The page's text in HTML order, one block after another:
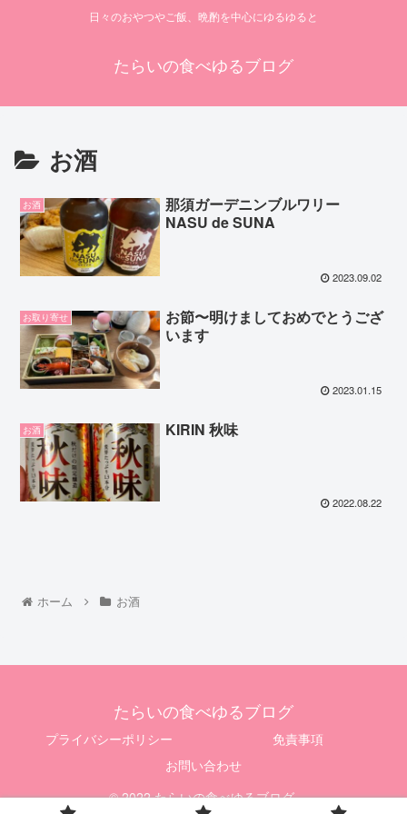
日々のおやつやご飯、晩酌を中心にゆるゆると
たらいの食べゆるブログ
お酒
お酒
那須ガーデニンブルワリー
NASU de SUNA
2023.09.02
お取り寄せ
お節〜明けましておめでとうござ
います
2023.01.15
お酒 KIRIN 秋味
2022.08.22
ホーム お酒
たらいの食べゆるブログ
プライバシーポリシー
免責事項
お問い合わせ
© 2022 たらいの食べゆるブログ.